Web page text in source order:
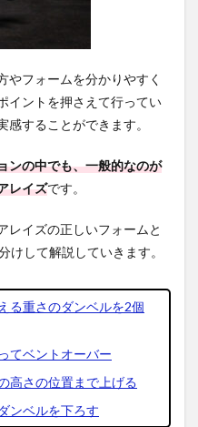
やフォームを分かりやすく
イントを押さえて行ってい
することができます。
ンの中でも、一般的なのが
レイズです。
レイズの正しいフォームと
けして解説していきます。
る重さのダンベルを2個
てベントオーバー
高さの位置まで上げる
ンベルを下ろす